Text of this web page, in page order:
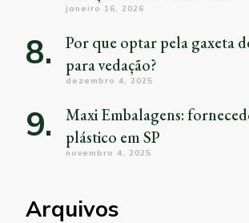
janeiro 16, 2026
Por que optar pela gaxeta
para vedação?
dezembro 4, 2025
Maxi Embalagens:
plástico em SP
novembro 4, 2025
Arquivos